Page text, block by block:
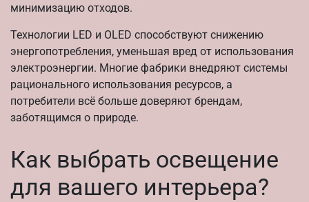
минимизацию отходов.
Технологии LED и OLED способствуют снижению
энергопотребления, уменьшая вред от использования
электроэнергии. Многие фабрики внедряют системы
рационального использования ресурсов, а
потребители всё больше доверяют брендам,
заботящимся о природе.
Как выбрать освещение
для вашего интерьера?